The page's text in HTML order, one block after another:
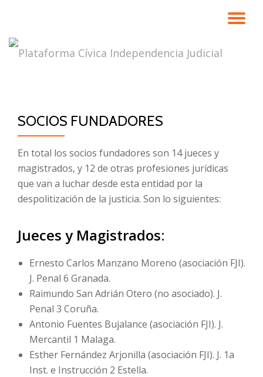
contenido
SOCIOS FUNDADORES
En total los socios fundadores son 14 jueces y
magistrados, y 12 de otras profesiones jurídicas
que van a luchar desde esta entidad por la
despolitización de la justicia. Son lo siguientes:
Jueces y Magistrados:
Ernesto Carlos Manzano Moreno (asociación FJI).
J. Penal 6 Granada.
Raimundo San Adrián Otero (no asociado). J.
Penal 3 Coruña.
Antonio Fuentes Bujalance (asociación FJI). J.
Mercantil 1 Malaga.
Esther Fernández Arjonilla (asociación FJI). J. 1a
Inst. e Instrucción 2 Estella.